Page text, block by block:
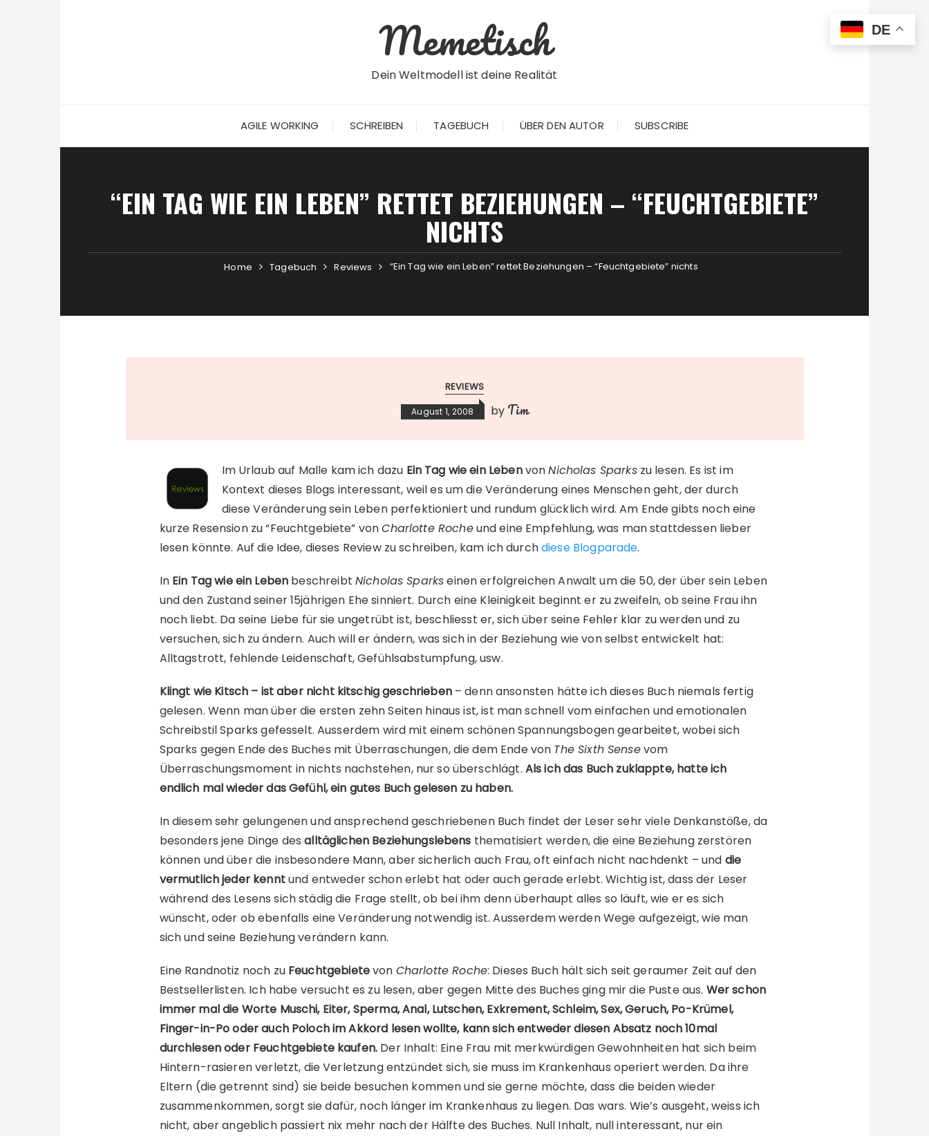
Memetisch
Dein Weltmodell ist deine Realität
AGILE WORKING SCHREIBEN TAGEBUCH ÜBER DEN AUTOR SUBSCRIBE
“EIN TAG WIE EIN LEBEN” RETTET BEZIEHUNGEN – “FEUCHTGEBIETE”
NICHTS
Home Tagebuch Reviews “Ein Tag wie ein Leben” rettet Beziehungen – “Feuchtgebiete” nichts
REVIEWS
August 1, 2008 by Tim
Im Urlaub auf Malle kam ich dazu Ein Tag wie ein LebenvonNicholas Sparkszu lesen. Es ist im
Kontext dieses Blogs interessant, weil es um die Veränderung eines Menschen geht, der durch
diese Veränderung sein Leben perfektioniert und rundum glücklich wird. Am Ende gibts noch eine
kurze Resension zu “Feuchtgebiete” vonCharlotte Rocheund eine Empfehlung, was man stattdessen lieber
lesen könnte. Auf die Idee, dieses Review zu schreiben, kam ich durchdiese Blogparade.
In Ein Tag wie ein Leben beschreibt Nicholas Sparkseinen erfolgreichen Anwalt um die 50, der über sein Leben
und den Zustand seiner 15jährigen Ehe sinniert. Durch eine Kleinigkeit beginnt er zu zweifeln, ob seine Frau ihn
noch liebt. Da seine Liebe für sie ungetrübt ist, beschliesst er, sich über seine Fehler klar zu werden und zu
versuchen, sich zu ändern. Auch will er ändern, was sich in der Beziehung wie von selbst entwickelt hat:
Alltagstrott, fehlende Leidenschaft, Gefühlsabstumpfung, usw.
Klingt wie Kitsch – ist aber nicht kitschig geschrieben– denn ansonsten hätte ich dieses Buch niemals fertig
gelesen. Wenn man über die ersten zehn Seiten hinaus ist, ist man schnell vom einfachen und emotionalen
Schreibstil Sparks gefesselt. Ausserdem wird mit einem schönen Spannungsbogen gearbeitet, wobei sich
Sparks gegen Ende des Buches mit Überraschungen, die dem Ende von The Sixth Sensevom
Überraschungsmoment in nichts nachstehen, nur so überschlägt. Als ich das Buch zuklappte, hatte ich
endlich mal wieder das Gefühl, ein gutes Buch gelesen zu haben.
In diesem sehr gelungenen und ansprechend geschriebenen Buch findet der Leser sehr viele Denkanstöße, da
besonders jene Dinge desalltäglichen Beziehungslebens thematisiert werden, die eine Beziehung zerstören
können und über die insbesondere Mann, aber sicherlich auch Frau, oft einfach nicht nachdenkt – und die
vermutlich jeder kenntund entweder schon erlebt hat oder auch gerade erlebt. Wichtig ist, dass der Leser
während des Lesens sich städig die Frage stellt, ob bei ihm denn überhaupt alles so läuft, wie er es sich
wünscht, oder ob ebenfalls eine Veränderung notwendig ist. Ausserdem werden Wege aufgezeigt, wie man
sich und seine Beziehung verändern kann.
Eine Randnotiz noch zu Feuchtgebietevon Charlotte Roche: Dieses Buch hält sich seit geraumer Zeit auf den
Bestsellerlisten. Ich habe versucht es zu lesen, aber gegen Mitte des Buches ging mir die Puste aus. Wer schon
immer mal die Worte Muschi, Eiter, Sperma, Anal, Lutschen, Exkrement, Schleim, Sex, Geruch, Po-Krümel,
Finger-in-Po oder auch Poloch im Akkord lesen wollte, kann sich entweder diesen Absatz noch 10mal
durchlesen oder Feuchtgebiete kaufen. Der Inhalt: Eine Frau mit merkwürdigen Gewohnheiten hat sich beim
Hintern-rasieren verletzt, die Verletzung entzündet sich, sie muss im Krankenhaus operiert werden. Da ihre
Eltern (die getrennt sind) sie beide besuchen kommen und sie gerne möchte, dass die beiden wieder
zusammenkommen, sorgt sie dafür, noch länger im Krankenhaus zu liegen. Das wars. Wie’s ausgeht, weiss ich
nicht, aber angeblich passiert nix mehr nach der Hälfte des Buches. Null Inhalt, null interessant, nur ein
DE